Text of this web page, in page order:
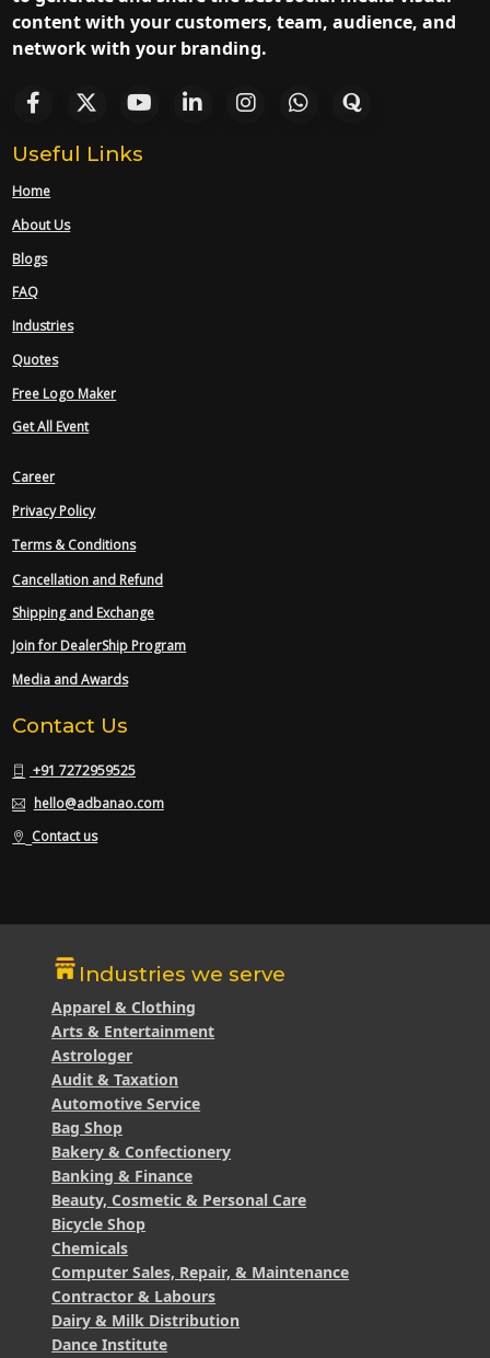
content with your customers, team, audience, and
network with your branding.
Useful Links
Home
About Us
Blogs
FAQ
Industries
Quotes
Free Logo Maker
Get All Event
Career
Privacy Policy
Terms & Conditions
Cancellation and Refund
Shipping and Exchange
Join for DealerShip Program
Media and Awards
Contact Us
+91 7272959525
hello@adbanao.com
Contact us
Industries we serve
Apparel & Clothing
Arts & Entertainment
Astrologer
Audit & Taxation
Automotive Service
Bag Shop
Bakery & Confectionery
Banking & Finance
Beauty, Cosmetic & Personal Care
Bicycle Shop
Chemicals
Computer Sales, Repair, & Maintenance
Contractor & Labours
Dairy & Milk Distribution
Dance Institute